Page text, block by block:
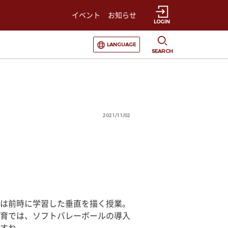
イベント お知らせ
LOGIN
選択すると言語の切替が発生します
LANGUAGE
SEARCH
2021/11/02
時に学習した垂直を描く授業。
では、ソフトバレーボールの導入